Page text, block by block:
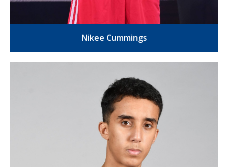
Nikee Cummings